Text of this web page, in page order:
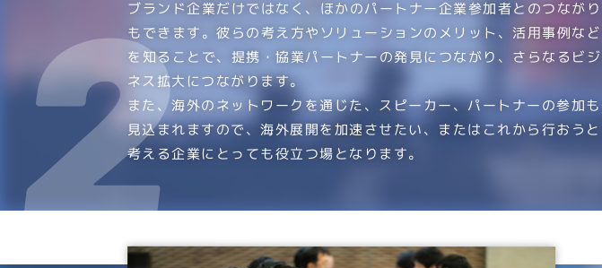
ブランド企業だけではなく、ほかのパートナー企業参加者とのつながり
もできます。彼らの考え方やソリューションのメリット、活用事例など
を知ることで、提携・協業パートナーの発見につながり、さらなるビジ
ネス拡大につながります。
また、海外のネットワークを通じた、スピーカー、パートナーの参加も
見込まれますので、海外展開を加速させたい、またはこれから行おうと
考える企業にとっても役立つ場となります。